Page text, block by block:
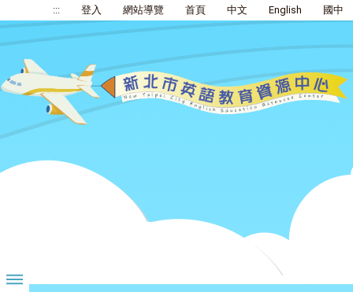
::: 登入 網站導覽 首頁 中文 English 國中